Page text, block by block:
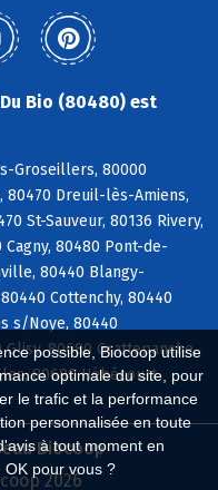
possible, Biocoop utilise
optimale du site, pour
le trafic et la performance
personnalisée en toute
à tout moment en
OK pour vous ?
Bio (80480) est
Groseillers, 80000
80470 Dreuil-lès-Amiens,
St-Sauveur, 80136 Rivery,
Cagny, 80480 Pont-de-
80440 Blangy-
Cottenchy, 80440
s/Noye, 80440
80680 Grattepanche,
80680 Hébécourt
Biocoop
2026